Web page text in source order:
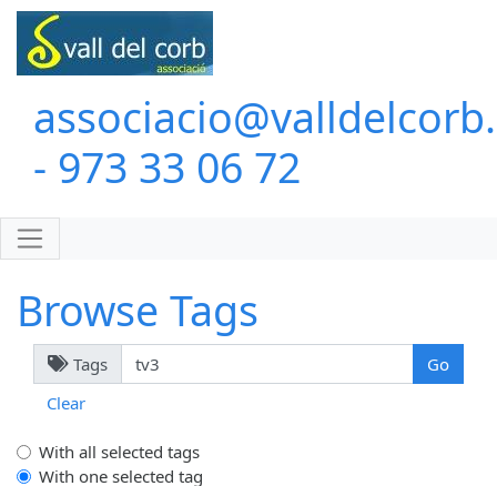
- 973 33 06 72
Browse Tags
Tags
Clear
With all selected tags
With one selected tag